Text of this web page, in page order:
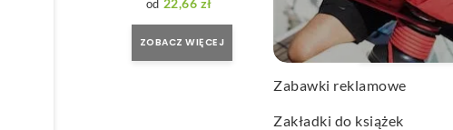
Wachlarze reklamowe
Wagi kuchenne
Zabawki reklamowe
Zakładki do książek
22,66 zł
ZOBACZ WIĘCEJ
11,45zł
ZOBACZ WIĘCEJ